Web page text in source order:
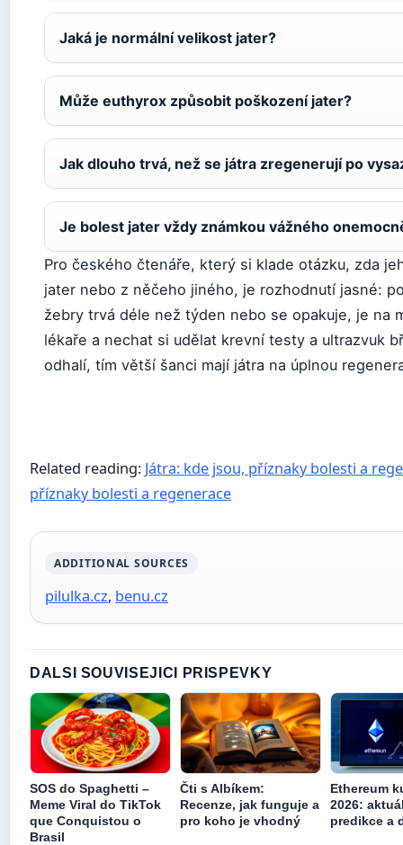
Jaká je normální velikost jater?
Může euthyrox způsobit poškození jater?
Jak dlouho trvá, než se játra zregenerují po
Je bolest jater vždy známkou vážného
Pro českého čtenáře, který si klade otázku, zda
jater nebo z něčeho jiného, je rozhodnutí jasné:
žebry trvá déle než týden nebo se opakuje, je na
lékaře a nechat si udělat krevní testy a ultrazvuk
odhalí, tím větší šanci mají játra na úplnou
Related reading: Játra: kde jsou, příznaky bolesti a
příznaky bolesti a regenerace
ADDITIONAL SOURCES
pilulka.cz, benu.cz
DALSI SOUVISEJICI PRISPEVKY
SOS do Spaghetti –
Meme Viral do TikTok
que Conquistou o
Brasil
Čti s Albíkem:
Recenze, jak funguje a
pro koho je vhodný
Ethereum
2026:
predikce a